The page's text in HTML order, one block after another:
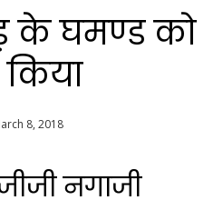
के घमण्ड को
8, 2018
नगाजी